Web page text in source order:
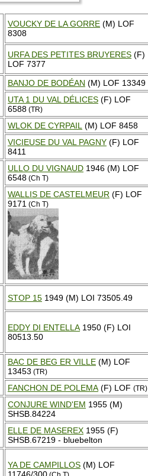
VOUCKY DE LA GORRE (M) LOF
8308
URFA DES PETITES BRUYERES (F)
LOF 7377
BANJO DE BODÉAN (M) LOF 13349
UTA 1 DU VAL DÉLICES (F) LOF
6588 (TR)
WLOK DE CYRPAIL (M) LOF 8458
VICIEUSE DU VAL PAGNY (F) LOF
8411
ULLO DU VIGNAUD 1946 (M) LOF
6548 (Ch T)
WALLIS DE CASTELMEUR (F) LOF
9171 (Ch T)
STOP 15 1949 (M) LOI 73505.49
EDDY DI ENTELLA 1950 (F) LOI
80513.50
BAC DE BEG ER VILLE (M) LOF
13453 (TR)
FANCHON DE POLEMA (F) LOF (TR)
CONJURE WIND'EM 1955 (M)
SHSB.84224
ELLE DE MASEREX 1955 (F)
SHSB.67219 - bluebelton
YA DE CAMPILLOS (M) LOF